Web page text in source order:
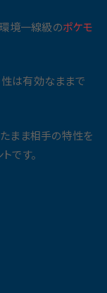
境一線級のポケモ
は有効なままで
まま相手の特性を
です。